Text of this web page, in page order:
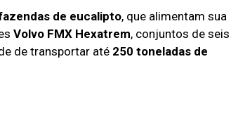
de eucalipto, que alimentam sua
Volvo FMX Hexatrem, conjuntos de seis
de transportar até 250 toneladas de